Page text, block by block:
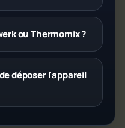
ou Thermomix ?
déposer l'appareil